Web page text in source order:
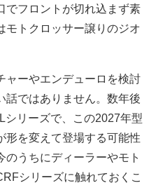
でフロントが切れ込まず素
モトクロッサー譲りのジオ
ャーやエンデューロを検討
話ではありません。数年後
シリーズで、この2027年型
形を変えて登場する可能性
のうちにディーラーやモト
シリーズに触れておくこ